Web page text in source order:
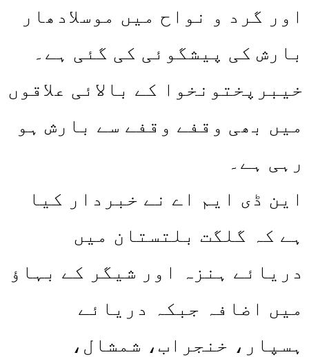
اور گرد و نواح میں موسلادھار
بارش کی پیشگوئی کی گئی ہے۔
خیبرپختونخوا کے بالائی علاقوں
میں بھی وقفے وقفے سے بارش ہو
رہی ہے۔
این ڈی ایم اے نے خبردار کیا
ہے کہ گلگت بلتستان میں
دریائے ہنزہ اور شیگر کے بہاؤ
میں اضافہ جبکہ دریائے
ہسپار، خنجراب، شمشال،